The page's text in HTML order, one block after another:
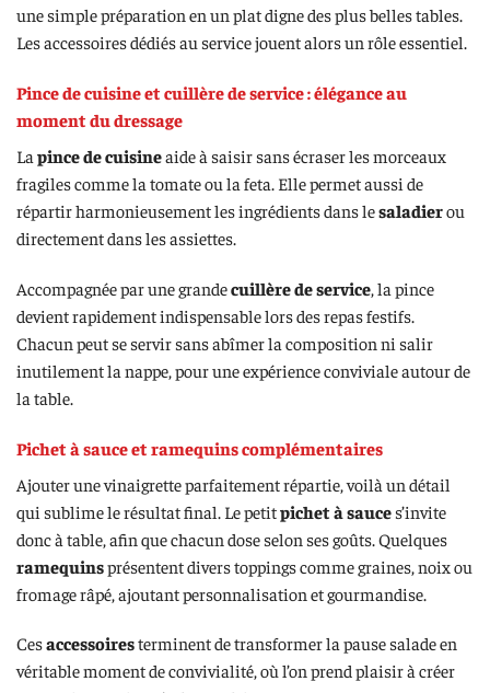
une simple préparation en un plat digne des plus belles tables.
Les accessoires dédiés au service jouent alors un rôle essentiel.
Pince de cuisine et cuillère de service : élégance au
moment du dressage
La pince de cuisineaide à saisir sans écraser les morceaux
fragiles comme la tomate ou la feta. Elle permet aussi de
répartir harmonieusement les ingrédients dans lesaladierou
directement dans les assiettes.
Accompagnée par une grandecuillère de service , la pince
devient rapidement indispensable lors des repas festifs.
Chacun peut se servir sans abîmer la composition ni salir
inutilement la nappe, pour une expérience conviviale autour de
la table.
Pichet à sauce et ramequins complémentaires
Ajouter une vinaigrette parfaitement répartie, voilà un détail
qui sublime le résultat final. Le petitpichet à sauce s’invite
donc à table, afin que chacun dose selon ses goûts. Quelques
ramequinsprésentent divers toppings comme graines, noix ou
fromage râpé, ajoutant personnalisation et gourmandise.
Cesaccessoiresterminent de transformer la pause salade en
véritable moment de convivialité, où l’on prend plaisir à créer